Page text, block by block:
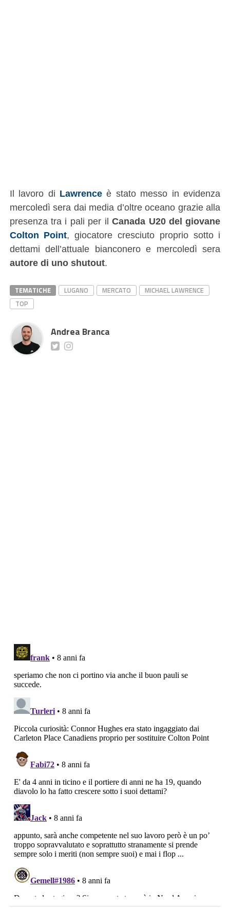
Il lavoro di Lawrence è stato messo in evidenza
mercoledì sera dai media d’oltre oceano grazie alla
presenza tra i pali per ilCanada U20 del giovane
Colton Point, giocatore cresciuto proprio sotto i
dettami dell’attuale bianconero e mercoledì sera
autore di uno shutout.
TEMATICHE LUGANO MERCATO
MICHAEL LAWRENCE
TOP
Andrea Branca